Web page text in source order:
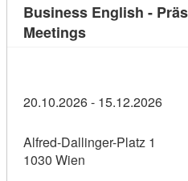
Business English -
MeetingsKursdetail:
20.10.2026 - 15.12.2026
Alfred-Dallinger-Platz 1
1030 Wien